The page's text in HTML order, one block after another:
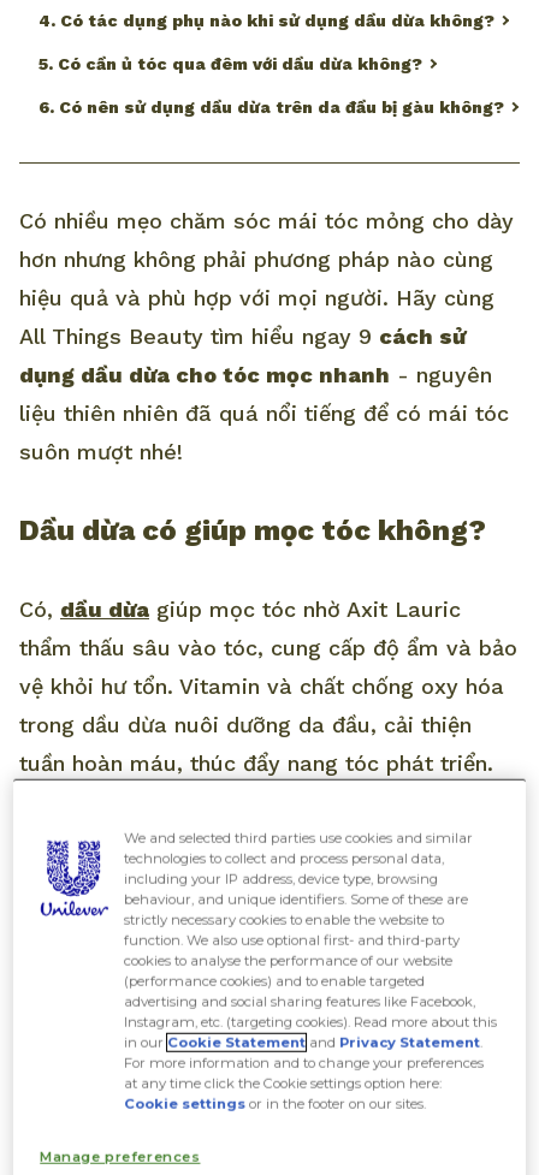
4. Có tác dụng phụ nào khi sử dụng dầu dừa không?
5. Có cần ủ tóc qua đêm với dầu dừa không?
6. Có nên sử dụng dầu dừa trên da đầu bị gàu không?
Có nhiều mẹo chăm sóc mái tóc mỏng cho dày
hơn nhưng không phải phương pháp nào cùng
hiệu quả và phù hợp với mọi người. Hãy cùng
All Things Beauty tìm hiểu ngay 9 cách sử
dụng dầu dừa cho tóc mọc nhanh - nguyên
liệu thiên nhiên đã quá nổi tiếng để có mái tóc
suôn mượt nhé!
Dầu dừa có giúp mọc tóc không?
Có, dầu dừa giúp mọc tóc nhờ Axit Lauric
thẩm thấu sâu vào tóc, cung cấp độ ẩm và bảo
vệ khỏi hư tổn. Vitamin và chất chống oxy hóa
trong dầu dừa nuôi dưỡng da đầu, cải thiện
tuần hoàn máu, thúc đẩy nang tóc phát triển.
ngăn ngừa nấm và gàu, tạo điều kiện cho tóc
mọc nhanh và khỏe mạnh.
9 cách sử dụng dầu dừa cho tóc
mọc nhanh
1. Dùng dầu dừa nguyên chất
We and selected third parties use cookies and similar
technologies to collect and process personal data,
including your IP address, device type, browsing
behaviour, and unique identifiers. Some of these are
strictly necessary cookies to enable the website to
function. We also use optional first- and third-party
cookies to analyse the performance of our website
(performance cookies) and to enable targeted
advertising and social sharing features like Facebook,
Instagram, etc. (targeting cookies). Read more about this
in our Cookie Statement and Privacy Statement.
For more information and to change your preferences
at any time click the Cookie settings option here:
Cookie settings or in the footer on our sites.
Manage preferences